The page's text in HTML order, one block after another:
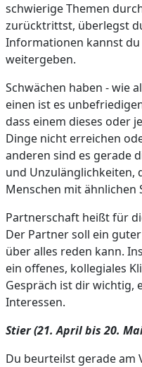
schwierige Themen
zurücktrittst, überlegst
Informationen kannst
weitergeben.
Schwächen haben - wie
einen ist es
dass einem dieses oder
Dinge nicht erreichen
anderen sind es gerade
und Unzulänglichkeiten,
Menschen mit ähnlichen
Partnerschaft heißt für
Der Partner soll ein
über alles reden kann.
ein offenes, kollegiales
Gespräch ist dir wichtig,
Interessen.
Stier (21. April bis 20.
Du beurteilst gerade